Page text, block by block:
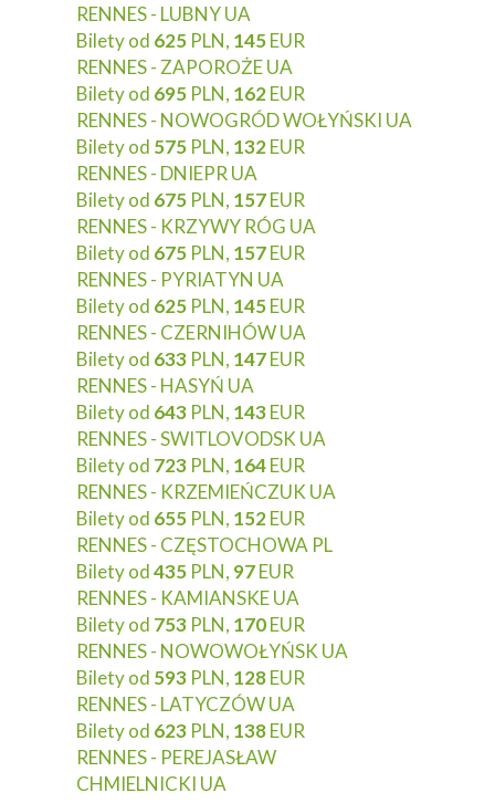
RENNES - LUBNY UA
Bilety od 625 PLN, 145EUR
RENNES - ZAPOROŻE UA
Bilety od 695 PLN, 162EUR
RENNES - NOWOGRÓD WOŁYŃSKI UA
Bilety od 575 PLN, 132EUR
RENNES - DNIEPR UA
Bilety od 675 PLN, 157EUR
RENNES - KRZYWY RÓG UA
Bilety od 675 PLN, 157EUR
RENNES - PYRIATYN UA
Bilety od 625 PLN, 145EUR
RENNES - CZERNIHÓW UA
Bilety od 633 PLN, 147EUR
RENNES - HASYŃ UA
Bilety od 643 PLN, 143EUR
RENNES - SWITLOVODSK UA
Bilety od 723 PLN, 164EUR
RENNES - KRZEMIEŃCZUK UA
Bilety od 655 PLN, 152EUR
RENNES - CZĘSTOCHOWA PL
Bilety od435 PLN, 97EUR
RENNES - KAMIANSKE UA
Bilety od 753 PLN, 170EUR
RENNES - NOWOWOŁYŃSK UA
Bilety od 593 PLN, 128EUR
RENNES - LATYCZÓW UA
Bilety od 623 PLN, 138EUR
RENNES - PEREJASŁAW
CHMIELNICKI UA